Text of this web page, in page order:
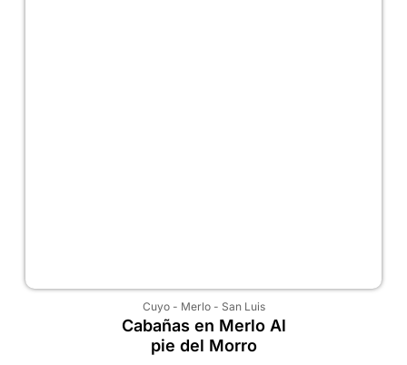
Cuyo- Merlo- San Luis
Cabañas en Merlo Al
pie del Morro